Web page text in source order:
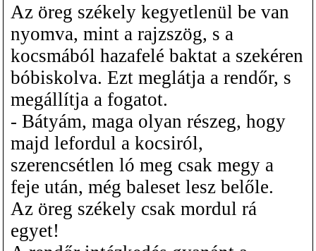
Az öreg székely kegyetlenül be van
nyomva, mint a rajzszög, s a
kocsmából hazafelé baktat a szekéren
bóbiskolva. Ezt meglátja a rendőr, s
megállítja a fogatot.
- Bátyám, maga olyan részeg, hogy
majd lefordul a kocsiról,
szerencsétlen ló meg csak megy a
feje után, még baleset lesz belőle.
Az öreg székely csak mordul rá
egyet!